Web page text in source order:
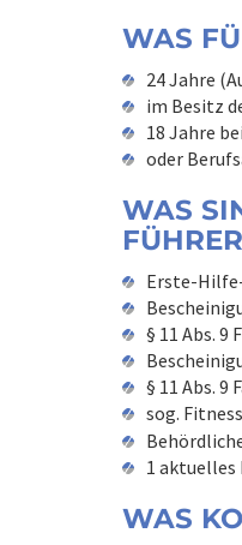
WAS
24 Jahre
im Besitz
18 Jahre
oder
WAS
Erste-
§ 11 Abs. 9
§ 11 Abs.
sog.
1
WAS